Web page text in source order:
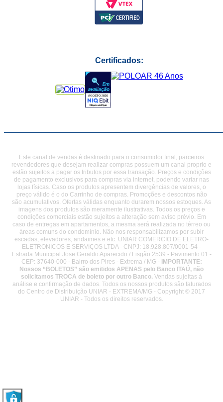
Certificados:
Este canal de vendas é destinado para o consumidor final, parceiros
revendedores que desejam realizar compras possuem um canal proprio e
estão sujeitos a pagar os tributos por essa transação. Preços e condições
de pagamento exclusivos para compras via internet, podendo variar nas
lojas físicas. Caso os produtos apresentem divergências de valores, o
preço válido é o do Carrinho de compras. Promoções e descontos não
são acumulativos. Ofertas válidas enquanto durarem nossos estoques. As
imagens dos produtos são meramente ilustrativas. Todos os preços e
condições comerciais estão sujeitos a alteração sem aviso prévio. Em
caso de entregas em apartamentos, a mesma será realizada no térreo ou
áreas comuns do condomínio. Não nos responsabilizamos por subir
escadas, elevadores, andaimes e etc. UNIAR COMERCIO DE ELETRO-
ELETRONICOS E SERVIÇOS LTDA - CNPJ: 18.928.807/0001-54 -
Estrada Municipal Jose Geraldo Aparecido / Fisgão 2539 - Pavimento 01 -
CEP: 37640-000 - Bairro dos Pires - Extrema / MG - IMPORTANTE:
Nossos “BOLETOS” são emitidos APENAS pelo Banco ITAÚ, não
solicitamos TROCA de boleto por outro Banco. Vendas sujeitas à
análise e confirmação de dados. Todos os nossos produtos são faturados
do Centro de Distribuição UNIAR - EXTREMA/MG - Copyright © 2017
UNIAR - Todos os direitos reservados.